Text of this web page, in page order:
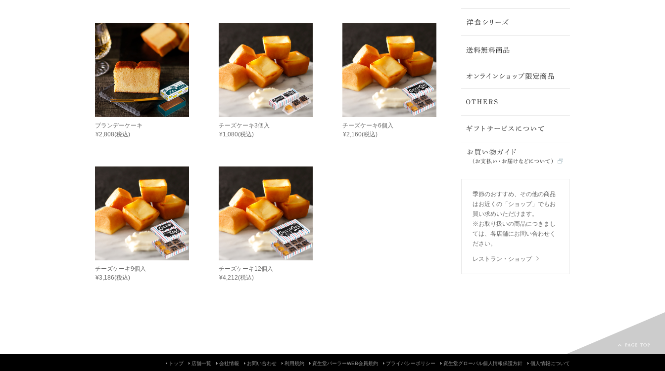
季節のおすすめ、その他の商品
はお近くの「ショップ」でもお
買い求めいただけます。
※お取り扱いの商品につきまし
ては、各店舗にお問い合わせく
ださい。
レストラン・ショップ
ブランデーケーキ
¥2,808(税込)
チーズケーキ3個入
¥1,080(税込)
チーズケーキ6個入
¥2,160(税込)
チーズケーキ9個入
¥3,186(税込)
チーズケーキ12個入
¥4,212(税込)
トップ 店舗一覧 会社情報 お問い合わせ 利用規約 資生堂パーラーWEB会員規約 プライバシーポリシー 資生堂グローバル個人情報保護方針 個人情報について